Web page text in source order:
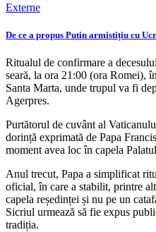
Externe
De ce a propus Putin armistițiu cu
Ritualul de confirmare a
seară, la ora 21:00 (ora Romei),
Santa Marta, unde trupul va fi
Agerpres.
Purtătorul de cuvânt al
dorință exprimată de Papa
moment avea loc în capela
Anul trecut, Papa a simplificat
oficial, în care a stabilit, printre
capela reședinței și nu pe un
Sicriul urmează să fie expus
tradiția.